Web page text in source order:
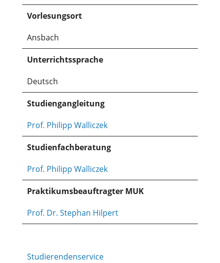
Vorlesungsort
Ansbach
Unterrichtssprache
Deutsch
Studiengangleitung
Prof. Philipp Walliczek
Studienfachberatung
Prof. Philipp Walliczek
Praktikumsbeauftragter MUK
Prof. Dr. Stephan Hilpert
Studierendenservice